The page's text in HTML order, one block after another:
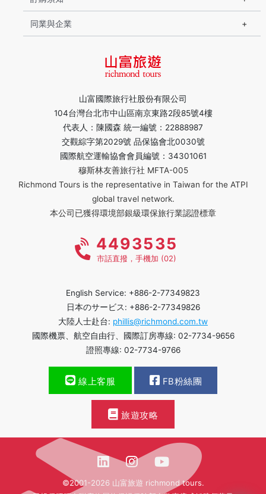
山富國際旅行社股份有限公司
104台灣台北市中山區南京東路2段85號4樓
代表人：陳國森 統一編號：22888987
交觀綜字第2029號 品保協會北0030號
國際航空運輸協會會員編號：34301061
穆斯林友善旅行社 MFTA-005
Richmond Tours is the representative in Taiwan for the ATPI
global travel network.
本公司已獲得環境部銀級環保旅行業認證標章
同業與企業
4493535
市話直撥，手機加 (02)
English Service: +886-2-77349823
日本のサービス: +886-2-77349826
大陸人士赴台: phillis@richmond.com.tw
國際機票、航空自由行、國際訂房專線: 02-7734-9656
證照專線: 02-7734-9766
線上客服 FB粉絲團
旅遊攻略
©2001-2026 山富旅遊 richmond tours.